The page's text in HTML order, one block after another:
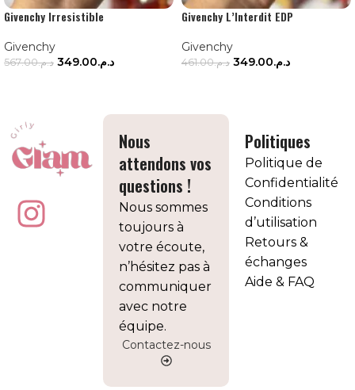
Givenchy Irresistible
Givenchy
د.م.567.00 د.م.349.00
Givenchy L’Interdit EDP
Givenchy
د.م.461.00 د.م.349.00
Nous
attendons vos
questions !
Nous sommes
toujours à
votre écoute,
n’hésitez pas à
communiquer
avec notre
équipe.
Contactez-nous
Politiques
Politique de
Confidentialité
Conditions
d’utilisation
Retours &
échanges
Aide & FAQ